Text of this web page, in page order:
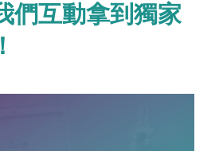
們互動拿到獨家